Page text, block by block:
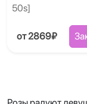
50s]
от 2869₽